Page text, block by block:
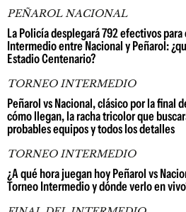
PEÑAROL NACIONAL
La Policía desplegará 792 efectivos
Intermedio entre Nacional y Peñarol:
Estadio Centenario?
TORNEO INTERMEDIO
Peñarol vs Nacional, clásico por la final
cómo llegan, la racha tricolor que
probables equipos y todos los detalles
TORNEO INTERMEDIO
¿A qué hora juegan hoy Peñarol vs
Torneo Intermedio y dónde verlo en